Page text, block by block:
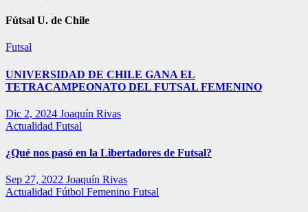
Fútsal U. de Chile
Futsal
UNIVERSIDAD DE CHILE GANA EL
TETRACAMPEONATO DEL FUTSAL FEMENINO
Dic 2, 2024 Joaquín Rivas
Actualidad Futsal
¿Qué nos pasó en la Libertadores de Futsal?
Sep 27, 2022 Joaquín Rivas
Actualidad Fútbol Femenino Futsal